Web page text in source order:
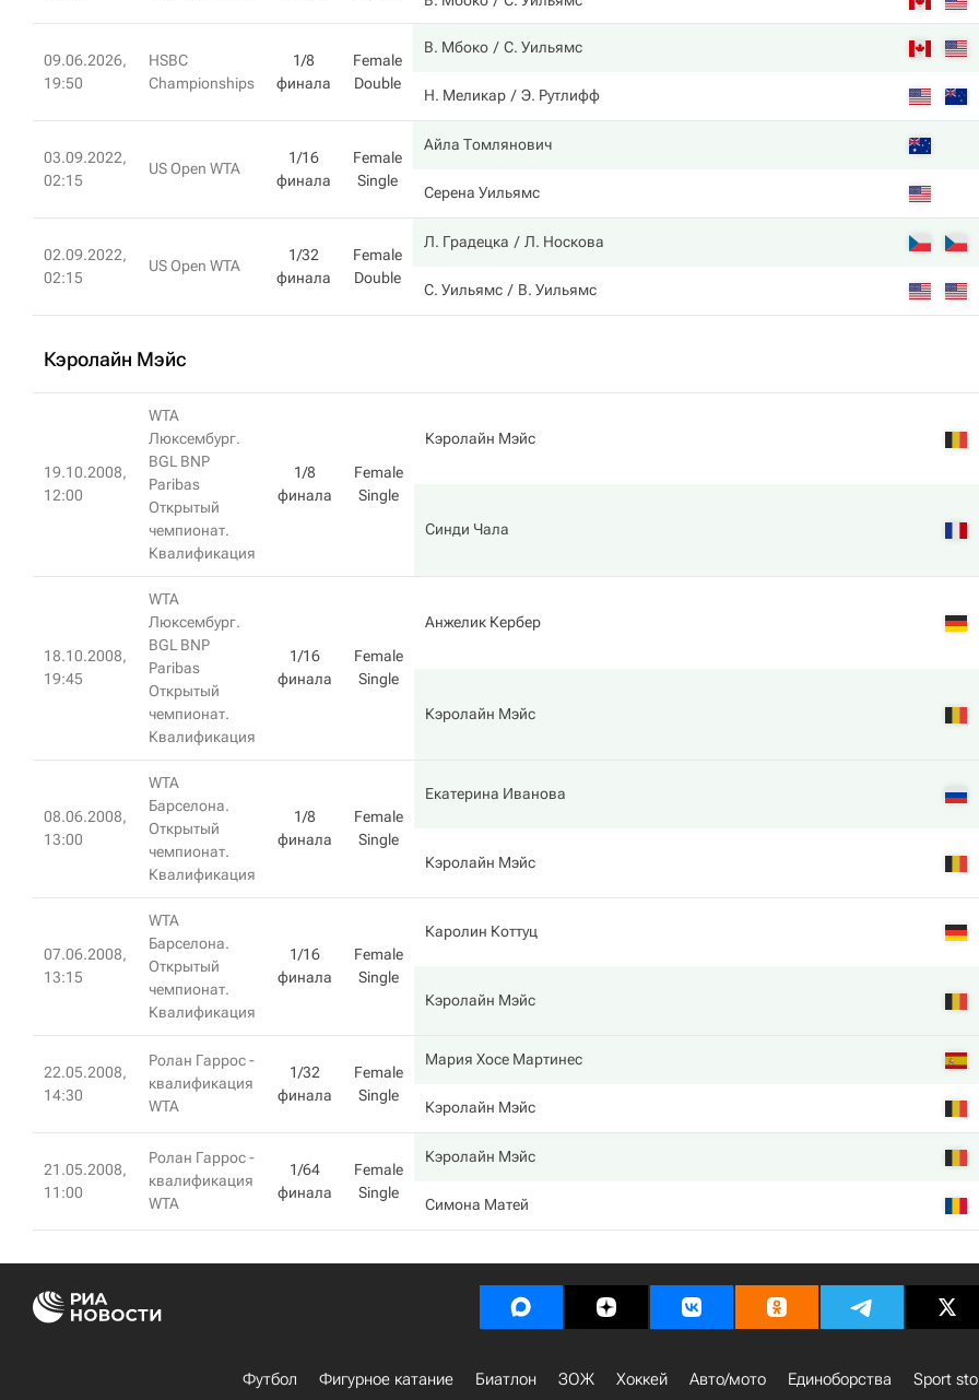
09.06.2026,
19:50
HSBC
Championships
1/8
финала
Female
Double
В. Мбоко С. Уильямс
Н. Меликар Э. Рутлифф
03.09.2022,
02:15
US Open WTA
1/16
финала
Female
Single
Айла Томлянович
Серена Уильямс
02.09.2022,
02:15
US Open WTA
1/32
финала
Female
Double
Л. Градецка Л. Носкова
С. Уильямс В. Уильямс
Кэролайн Мэйс
19.10.2008,
12:00
WTA
Люксембург.
BGL BNP
Paribas
Открытый
чемпионат.
Квалификация
1/8
финала
Female
Single
Кэролайн Мэйс
Синди Чала
18.10.2008,
19:45
WTA
Люксембург.
BGL BNP
Paribas
Открытый
чемпионат.
Квалификация
1/16
финала
Female
Single
Анжелик Кербер
Кэролайн Мэйс
08.06.2008,
13:00
WTA
Барселона.
Открытый
чемпионат.
Квалификация
1/8
финала
Female
Single
Екатерина Иванова
Кэролайн Мэйс
07.06.2008,
13:15
WTA
Барселона.
Открытый
чемпионат.
Квалификация
1/16
финала
Female
Single
Каролин Коттуц
Кэролайн Мэйс
22.05.2008,
14:30
Ролан Гаррос -
квалификация
WTA
1/32
финала
Female
Single
Мария Хосе Мартинес
Кэролайн Мэйс
21.05.2008,
11:00
Ролан Гаррос -
квалификация
WTA
1/64
финала
Female
Single
Кэролайн Мэйс
Симона Матей
Футбол Фигурное катание Биатлон ЗОЖ Хоккей Авто/мото Единоборства Sport